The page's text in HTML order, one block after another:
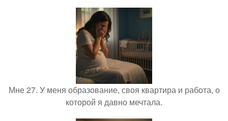
Мне 27. У меня образование, своя квартира и работа, о
которой я давно мечтала.